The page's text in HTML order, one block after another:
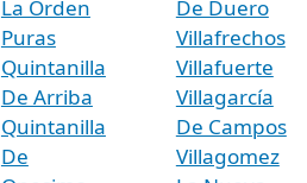
La Orden
Puras
Quintanilla
De Arriba
Quintanilla
De
De Duero
Villafrechos
Villafuerte
Villagarcía
De Campos
Villagomez